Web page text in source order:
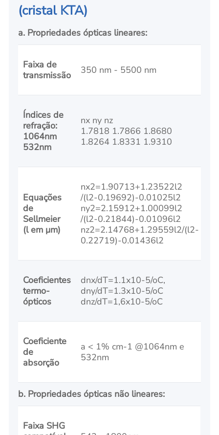
(cristal KTA)
a. Propriedades ópticas lineares:
Faixa de
transmissão
350 nm - 5500 nm
Índices de
refração:
1064nm
532nm
nx ny nz
1.7818 1.7866 1.8680
1.8264 1.8331 1.9310
Equações
de
Sellmeier
(l em μm)
nx2=1.90713+1.23522l2
/(l2-0.19692)-0.01025l2
ny2=2.15912+1.00099l2
/(l2-0.21844)-0.01096l2
nz2=2.14768+1.29559l2/(l2-
0.22719)-0.01436l2
Coeficientes
termo-
ópticos
dnx/dT=1.1x10-5/oC,
dny/dT=1.3x10-5/oC
dnz/dT=1,6x10-5/oC
Coeficiente
de
absorção
a < 1% cm-1 @1064nm e
532nm
b. Propriedades ópticas não lineares:
Faixa SHG